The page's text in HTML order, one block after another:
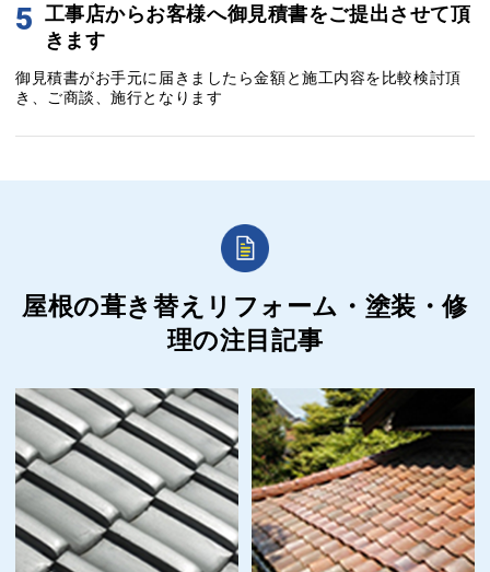
5 工事店からお客様へ御見積書をご提出させて頂
きます
御見積書がお手元に届きましたら金額と施工内容を比較検討頂
き、ご商談、施行となります
屋根の葺き替えリフォーム・塗装・修
理の注目記事